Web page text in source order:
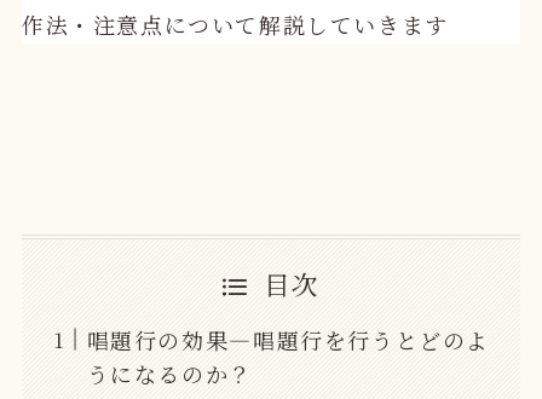
作法・注意点について解説していきます
目次
唱題行の効果—唱題行を行うとどのよ
うになるのか？